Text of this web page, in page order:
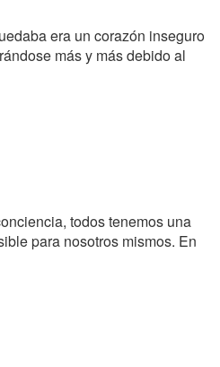
era un corazón inseguro
más y más debido al
todos tenemos una
para nosotros mismos. En